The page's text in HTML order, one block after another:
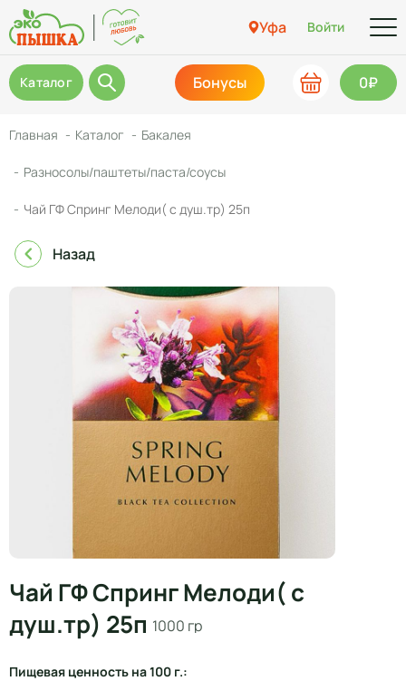
Уфа Войти
Каталог Бонусы 0₽
Главная Каталог Бакалея
Разносолы/паштеты/паста/соусы
Чай ГФ Спринг Мелоди( с душ.тр) 25п
Назад
Чай ГФ Спринг Мелоди( с
душ.тр) 25п 1000 гр
Пищевая ценность на 100 г.: